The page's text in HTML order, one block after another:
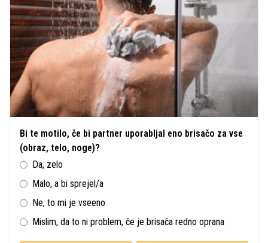
Bi te motilo, če bi partner uporabljal eno brisačo za vse
(obraz, telo, noge)?
Da, zelo
Malo, a bi sprejel/a
Ne, to mi je vseeno
Mislim, da to ni problem, če je brisača redno oprana